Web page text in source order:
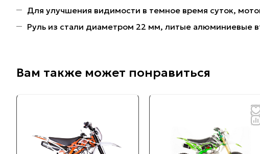
Для улучшения видимости в темное время суток,
Руль из стали диаметром 22 мм, литые алюминиевые
Вам также может понравиться